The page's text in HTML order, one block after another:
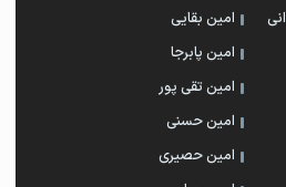
امین بقایی
امین پابرجا
امین تقی پور
امین حسنی
امین حصیری